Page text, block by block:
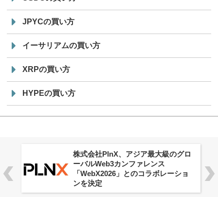
JPYCの買い方
イーサリアムの買い方
XRPの買い方
HYPEの買い方
株式会社PlnX、アジア最大級のグロ
ーバルWeb3カンファレンス
「WebX2026」とのコラボレーショ
ンを決定